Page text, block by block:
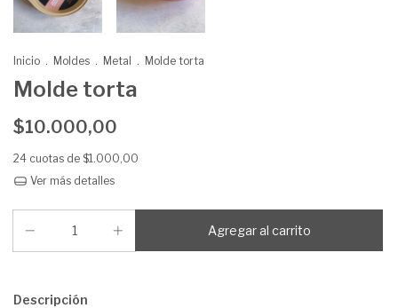
Inicio . Moldes . Metal . Molde torta
Molde torta
$10.000,00
24 cuotas de $1.000,00
Ver más detalles
Descripción